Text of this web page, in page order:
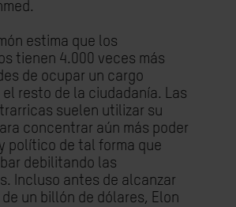
estima que los
tienen 4.000 veces más
de ocupar un cargo
resto de la ciudadanía. Las
suelen utilizar su
concentrar aún más poder
político de tal forma que
debilitando las
Incluso antes de alcanzar
un billón de dólares, Elon